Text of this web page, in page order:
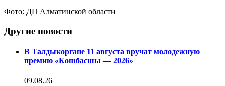
Фото: ДП Алматинской области
Другие новости
В Талдыкоргане 11 августа вручат молодежную
премию «Көшбасшы — 2026»
09.08.26